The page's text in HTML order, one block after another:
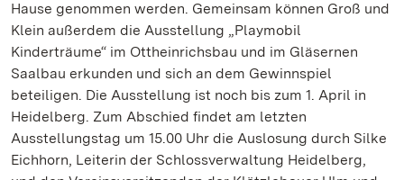
Hause genommen werden. Gemeinsam können Groß und
Klein außerdem die Ausstellung „Playmobil
Kinderträume“ im Ottheinrichsbau und im Gläsernen
Saalbau erkunden und sich an dem Gewinnspiel
beteiligen. Die Ausstellung ist noch bis zum 1. April in
Heidelberg. Zum Abschied findet am letzten
Ausstellungstag um 15.00 Uhr die Auslosung durch Silke
Eichhorn, Leiterin der Schlossverwaltung Heidelberg,